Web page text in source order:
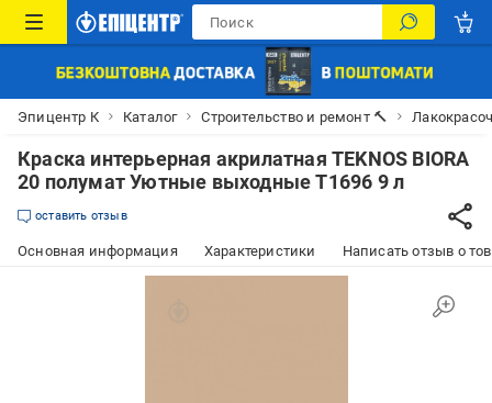
Эпицентр К Каталог Строительство и ремонт 🔨
Краска интерьерная акрилатная TEKNOS BIORA
20 полумат Уютные выходные T1696 9 л
оставить отзыв
Основная информация Характеристики Написать отзыв о